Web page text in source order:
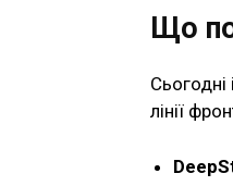
Що
Сьогодні
лінії